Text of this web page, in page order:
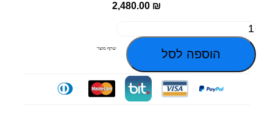
2,480.00 ₪
הוספה לסל שתף מוצר